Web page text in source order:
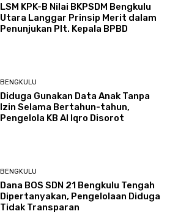
LSM KPK-B Nilai BKPSDM Bengkulu
Utara Langgar Prinsip Merit dalam
Penunjukan Plt. Kepala BPBD
BENGKULU
Diduga Gunakan Data Anak Tanpa
Izin Selama Bertahun-tahun,
Pengelola KB Al Iqro Disorot
BENGKULU
Dana BOS SDN 21 Bengkulu Tengah
Dipertanyakan, Pengelolaan Diduga
Tidak Transparan